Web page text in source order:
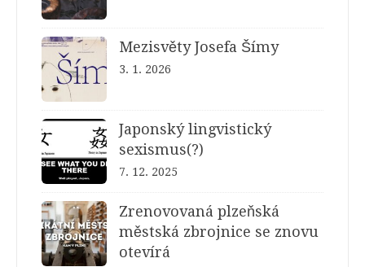
Mezisvěty Josefa Šímy
3. 1. 2026
Japonský lingvistický
sexismus(?)
7. 12. 2025
Zrenovovaná plzeňská
městská zbrojnice se znovu
otevírá